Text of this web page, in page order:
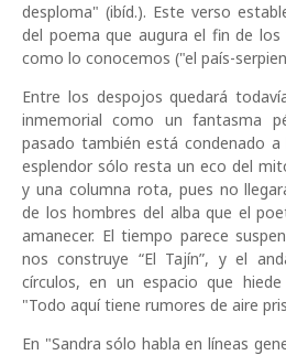
desploma" (ibíd.). Este verso
del poema que augura el fin de
como lo conocemos ("el país-
Entre los despojos quedará
inmemorial como un fantasma
pasado también está condenado
esplendor sólo resta un eco del
y una columna rota, pues no
de los hombres del alba que el
amanecer. El tiempo parece
nos construye “El Tajín”, y el
círculos, en un espacio que
"Todo aquí tiene rumores de aire
En "Sandra sólo habla en líneas